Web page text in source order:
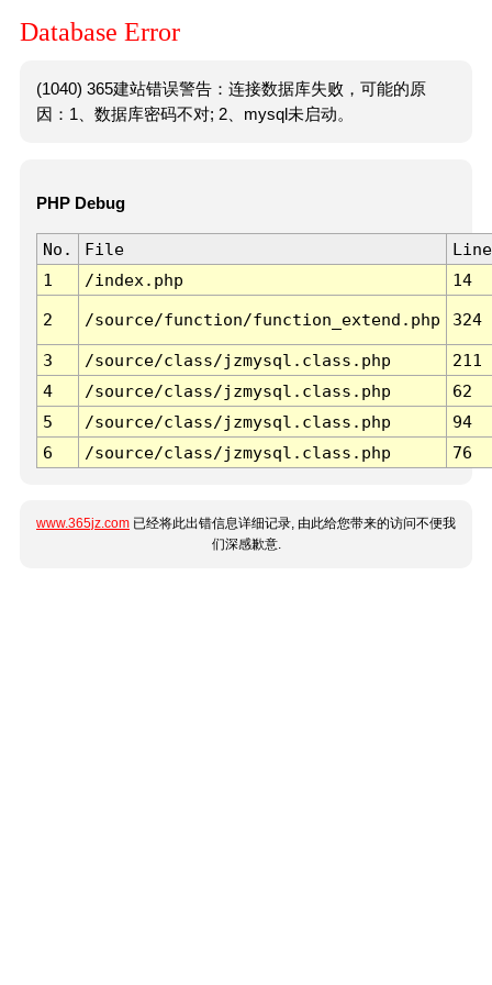
Database Error
(1040) 365建站错误警告：连接数据库失败，可能的原
因：1、数据库密码不对; 2、mysql未启动。
PHP Debug
No. File
Line
1
/index.php 14
2 /source/function/function_extend.php 324
3 /source/class/jzmysql.class.php
211
4
/source/class/jzmysql.class.php
62
5
/source/class/jzmysql.class.php
94
6
/source/class/jzmysql.class.php 76
www.365jz.com 已经将此出错信息详细记录, 由此给您带来的访问不便我
们深感歉意.